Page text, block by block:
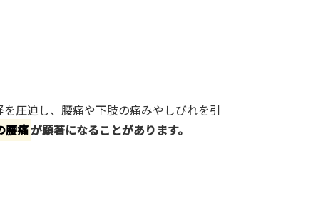
圧迫し、腰痛や下肢の痛みやしびれを引
腰痛が顕著になることがあります。